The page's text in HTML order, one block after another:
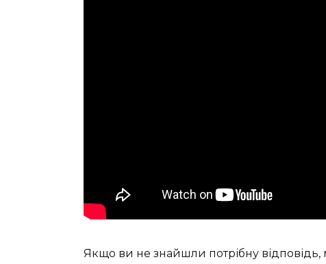
Якщо ви не знайшли потрібну відповідь,